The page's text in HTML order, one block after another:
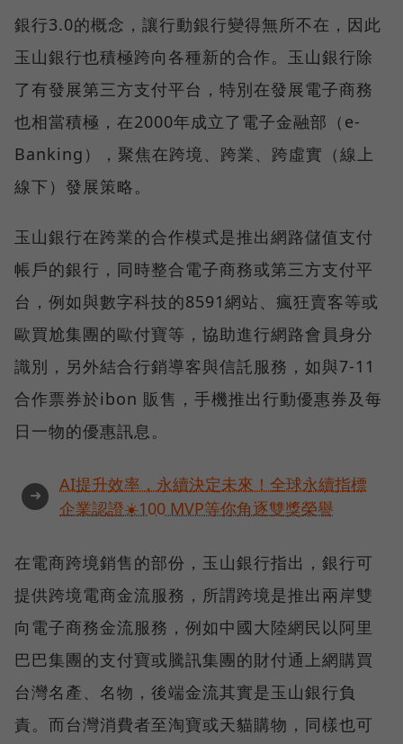
銀行3.0的概念，讓行動銀行變得無所不在，因此
玉山銀行也積極跨向各種新的合作。玉山銀行除
了有發展第三方支付平台，特別在發展電子商務
也相當積極，在2000年成立了電子金融部（e-
Banking），聚焦在跨境、跨業、跨虛實（線上
線下）發展策略。
玉山銀行在跨業的合作模式是推出網路儲值支付
帳戶的銀行，同時整合電子商務或第三方支付平
台，例如與數字科技的8591網站、瘋狂賣客等或
歐買尬集團的歐付寶等，協助進行網路會員身分
識別，另外結合行銷導客與信託服務，如與7-11
合作票券於ibon 販售，手機推出行動優惠券及每
日一物的優惠訊息。
➜
AI提升效率，永續決定未來！全球永續指標
企業認證☀️100 MVP等你角逐雙獎榮譽
在電商跨境銷售的部份，玉山銀行指出，銀行可
提供跨境電商金流服務，所謂跨境是推出兩岸雙
向電子商務金流服務，例如中國大陸網民以阿里
巴巴集團的支付寶或騰訊集團的財付通上網購買
台灣名產、名物，後端金流其實是玉山銀行負
責。而台灣消費者至淘寶或天貓購物，同樣也可